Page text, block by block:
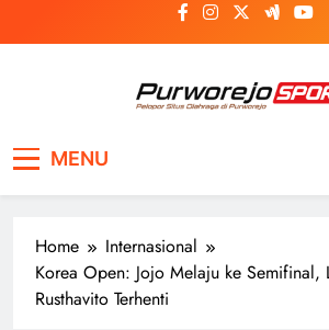
to
MENU
Home
Internasional
Korea Open: Jojo Melaju ke Semifinal,
Rusthavito Terhenti